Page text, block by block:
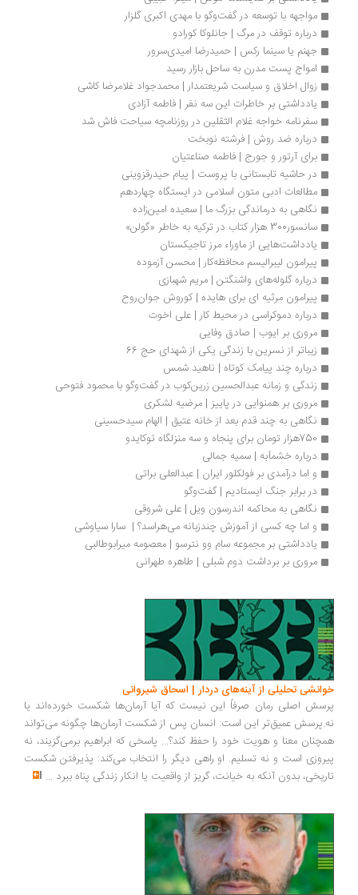
مواجهه با توسعه در گفت‌وگو با مهدی اکبری گلزار
درباره توقف در مرگ | جانلوکا کورادو
جهنم یا سینما رکس | حمیدرضا امیدی‌سرور
امواج پست مدرن به ساحل بازار رسید
زوال اخلاق و سیاست شریعتمدار | محمدجواد غلامرضا کاشی
یادداشتی بر خاطرات این سه نفر | فاطمه آزادی
سفرنامه خواجه غلام الثقلین در روزنامچه سیاحت فاش شد
درباره ضد روش | فرشته نوبخت
برای آرتور و جورج | فاطمه صناعتیان
در حاشیه تابستانی با پروست | پیام حیدرقزوینی
مطالعات ادبی متون اسلامی در ایستگاه چهاردهم
نگاهی به درماندگی بزرگ ما | سعیده امین‌زاده
سانسور300 هزار کتاب در ترکیه به خاطر «گولن»
یادداشت‌هایی از ماوراء‌ مرز تاجیکستان
پیرامون لیبرالیسم محافظه‌کار | محسن آزموده
درباره گلوله‌های واشنگتن | مریم شهبازی
پیرامون مرثیه ­ای برای هایده | کوروش جوان‌روح
درباره دموکراسی در محیط کار | علی اخوت
مروری بر ایوب | صادق وفایی
زیباتر از نسرین با زندگی یکی از شهدای حج 66
درباره چند پیامک کوتاه | ناهید شمس
زندگی و زمانه عبدالحسین زرین‌کوب در گفت‌وگو با محمود فتوحی
مروری بر همنوایی در پاییز | مرضیه لشکری
نگاهی به چند قدم بعد از خانه عتیق | الهام سیدحسینی
درباره خشمآبه | سمیه جمالی
و اما درآمدی بر فولکلور ایران | عبدالعلی براتی
در برابر جنگ ایستادیم | گفت‌وگو
نگاهی به محاکمه اندرسون ‌ویل | علی شروقی
و اما چه کسی از آموزش چندزبانه می‌هراسد؟ |  سارا سیاوشی
یادداشتی بر مجموعه سام وو نترسو | معصومه میرابوطالبی
مروری بر برداشت دوم شبلی | طاهره طهرانی
تحلیلی از آینه‌های دردار | اسحاق شیروانی
اصلی رمان صرفاً این نیست که آیا آرمان‌ها شکست خورده‌اند یا
عمیق‌تر این است: انسان پس از شکست آرمان‌ها چگونه می‌تواند
معنا و هویت خود را حفظ کند؟... پاسخی که ابراهیم برمی‌گزیند، نه
است و نه تسلیم. او راهی دیگر را انتخاب می‌کند: پذیرفتن شکست
بدون آنکه به خیانت، گریز از واقعیت یا انکار زندگی پناه ببرد...